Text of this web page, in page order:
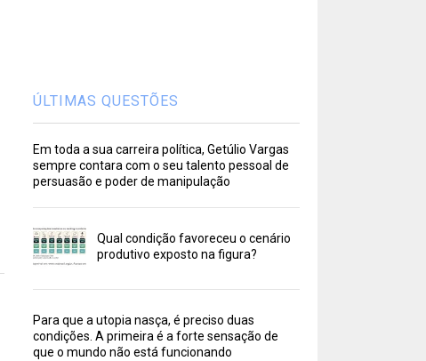
ÚLTIMAS QUESTÕES
Em toda a sua carreira política, Getúlio Vargas
sempre contara com o seu talento pessoal de
persuasão e poder de manipulação
Qual condição favoreceu o cenário
produtivo exposto na figura?
Para que a utopia nasça, é preciso duas
condições. A primeira é a forte sensação de
que o mundo não está funcionando